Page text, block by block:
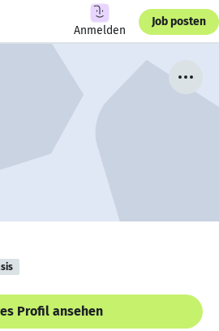
Anmelden
Job posten
Profil ansehen